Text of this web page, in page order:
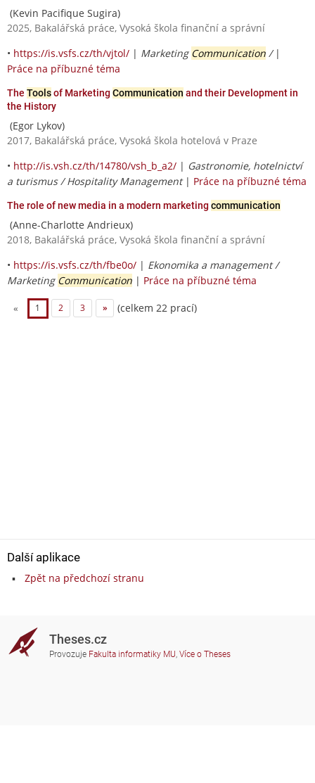
(Kevin Pacifique Sugira)
2025, Bakalářská práce, Vysoká škola finanční a správní
• https://is.vsfs.cz/th/vjtol/ | Marketing Communication / |
Práce na příbuzné téma
The Toolsof Marketing Communication and their Development in
the History
(Egor Lykov)
2017, Bakalářská práce, Vysoká škola hotelová v Praze
• http://is.vsh.cz/th/14780/vsh_b_a2/ | Gastronomie, hotelnictví
a turismus / Hospitality Management| Práce na příbuzné téma
The role of new media in a modern marketing communication
(Anne-Charlotte Andrieux)
2018, Bakalářská práce, Vysoká škola finanční a správní
• https://is.vsfs.cz/th/fbe0o/ | Ekonomika a management /
Marketing Communication | Práce na příbuzné téma
« 1 2 3 » (celkem 22 prací)
Další aplikace
Zpět na předchozí stranu
Theses.cz
Provozuje Fakulta informatiky MU, Více o Theses